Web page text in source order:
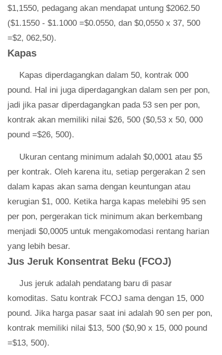
$1,1550, pedagang akan mendapat untung $2062.50
($1.1550 - $1.1000 =$0.0550, dan $0,0550 x 37, 500
=$2, 062,50).
Kapas
Kapas diperdagangkan dalam 50, kontrak 000
pound. Hal ini juga diperdagangkan dalam sen per pon,
jadi jika pasar diperdagangkan pada 53 sen per pon,
kontrak akan memiliki nilai $26, 500 ($0,53 x 50, 000
pound =$26, 500).
Ukuran centang minimum adalah $0,0001 atau $5
per kontrak. Oleh karena itu, setiap pergerakan 2 sen
dalam kapas akan sama dengan keuntungan atau
kerugian $1, 000. Ketika harga kapas melebihi 95 sen
per pon, pergerakan tick minimum akan berkembang
menjadi $0,0005 untuk mengakomodasi rentang harian
yang lebih besar.
Jus Jeruk Konsentrat Beku (FCOJ)
Jus jeruk adalah pendatang baru di pasar
komoditas. Satu kontrak FCOJ sama dengan 15, 000
pound. Jika harga pasar saat ini adalah 90 sen per pon,
kontrak memiliki nilai $13, 500 ($0,90 x 15, 000 pound
=$13, 500).